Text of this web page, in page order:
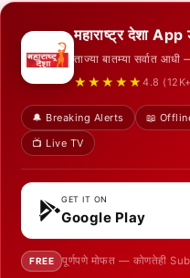
महाराष्ट्र देशा
ताज्या बातम्या सर्वात
★★★★★ 4.8
🔔 Breaking Alerts 📖 Offline
📺 Live TV
GET IT ON
Google Play
FREE पूर्णपणे मोफत — कोणतेही